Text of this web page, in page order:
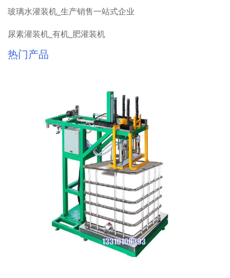
玻璃水灌装机_生产销售一站式企业
尿素灌装机_有机_肥灌装机
热门产品